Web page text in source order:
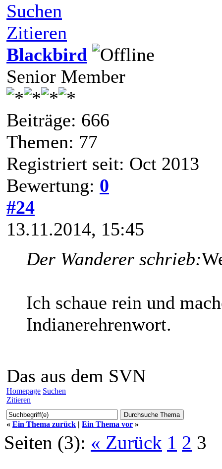
Suchen
Zitieren
Blackbird
Senior Member
Beiträge: 666
Themen: 77
Registriert seit: Oct 2013
Bewertung: 0
#24
13.11.2014, 15:45
Der Wanderer schrieb:
Ich schaue rein und
Indianerehrenwort.
Das aus dem SVN
Homepage Suchen
Zitieren
« Ein Thema zurück | Ein Thema vor »
Seiten (3): « Zurück 1 2 3